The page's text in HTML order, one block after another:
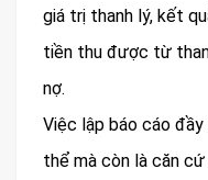
giá trị thanh lý, kết
tiền thu được từ
nợ.
Việc lập báo cáo
thể mà còn là căn